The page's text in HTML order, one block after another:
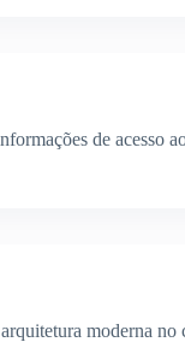
de acesso
moderna no